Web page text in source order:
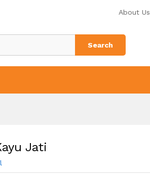
About Us
Search
Jati